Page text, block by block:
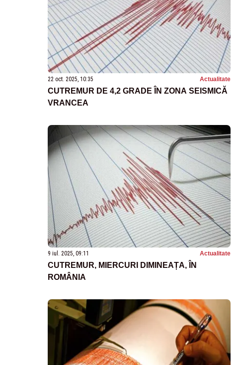
22 oct. 2025, 10:35 Actualitate
CUTREMUR DE 4,2 GRADE ÎN ZONA SEISMICĂ
VRANCEA
9 iul. 2025, 09:11 Actualitate
CUTREMUR, MIERCURI DIMINEAȚA, ÎN
ROMÂNIA